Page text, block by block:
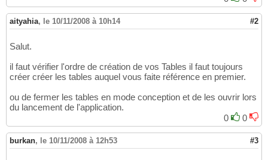
aityahia, le 10/11/2008 à 10h14 #2
Salut.
il faut vérifier l'ordre de création de vos Tables il faut toujours
créer créer les tables auquel vous faite référence en premier.
ou de fermer les tables en mode conception et de les ouvrir lors
du lancement de l'application.
0
0
burkan, le 10/11/2008 à 12h53 #3